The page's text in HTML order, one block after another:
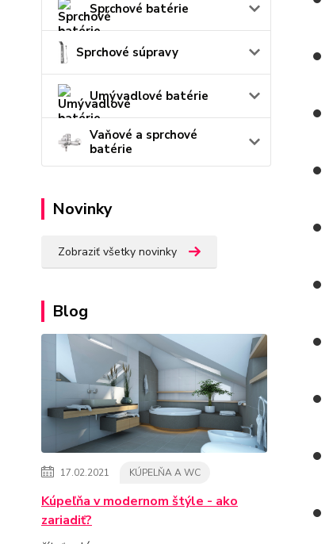
Sprchové batérie
Sprchové súpravy
Umývadlové batérie
Vaňové a sprchové
batérie
Novinky
Zobraziť všetky novinky
Blog
17.02.2021 KÚPELŇA A WC
Kúpeľňa v modernom štýle - ako
zariadiť?